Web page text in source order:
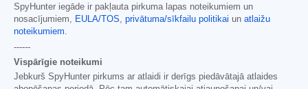
SpyHunter iegāde ir pakļauta pirkuma lapas noteikumiem un
nosacījumiem,
EULA/TOS privātuma/sīkfailu politikai un atlaižu
noteikumiem
------
Vispārīgie noteikumi
Jebkurš SpyHunter pirkums ar atlaidi ir derīgs piedāvātajā atlaides